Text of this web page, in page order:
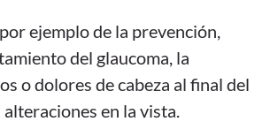
ejemplo de la prevención,
del glaucoma, la
o dolores de cabeza al final del
alteraciones en la vista.